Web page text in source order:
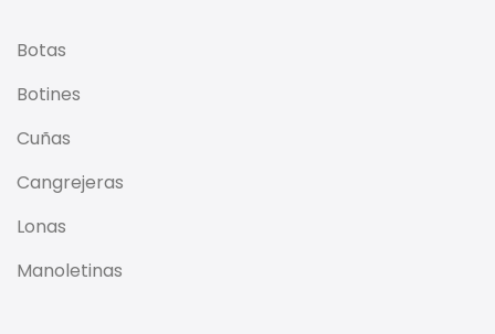
Botas
Botines
Cuñas
Cangrejeras
Lonas
Manoletinas